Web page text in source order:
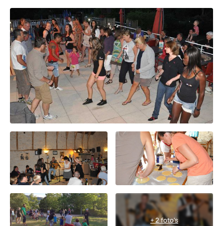
+ 2 foto's